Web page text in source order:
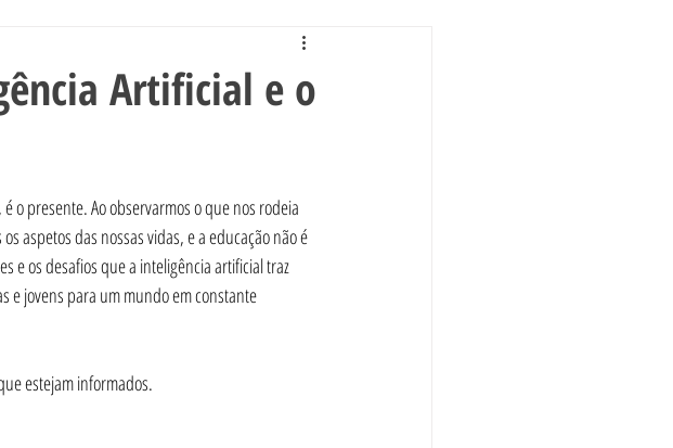
Artificial e o
o presente. Ao observarmos o que nos rodeia
aspetos das nossas vidas, e a educação não é
e os desafios que a inteligência artificial traz
e jovens para um mundo em constante
estejam informados.